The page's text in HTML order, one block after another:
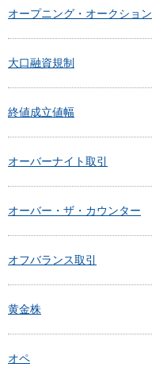
オープニング・オークション
大口融資規制
終値成立値幅
オーバーナイト取引
オーバー・ザ・カウンター
オフバランス取引
黄金株
オペ